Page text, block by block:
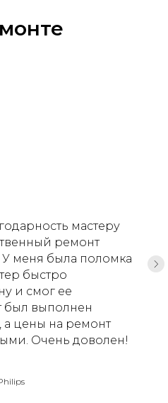
мастеру
ремонт
меня была поломка
быстро
и смог ее
был выполнен
а цены на ремонт
Очень доволен!